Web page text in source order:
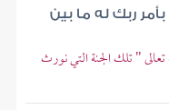
بأمر ربك له ما بين
" تلك الجنة التي نورث